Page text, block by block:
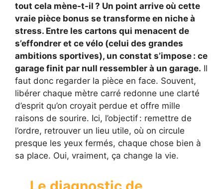
tout cela mène-t-il ? Un point arrive où cette
vraie pièce bonus se transforme en niche à
stress. Entre les cartons qui menacent de
s’effondrer et ce vélo (celui des grandes
ambitions sportives), un constat s’impose : ce
garage finit par null ressembler à un garage. Il
faut donc regarder la pièce en face. Souvent,
libérer chaque mètre carré redonne une clarté
d’esprit qu’on croyait perdue et offre mille
raisons de sourire. Ici, l’objectif : remettre de
l’ordre, retrouver un lieu utile, où on circule
presque les yeux fermés, chaque chose bien à
sa place. Oui, vraiment, ça change la vie.